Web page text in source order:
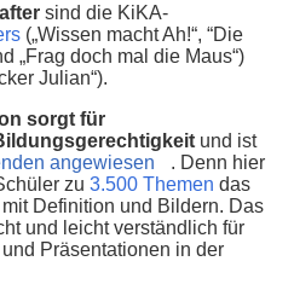
sind die KiKA-
(„Wissen macht Ah!“, “Die
„Frag doch mal die Maus“)
Julian“).
sorgt für
und ist
angewiesen
. Denn hier
zu 3.500 Themen das
Definition und Bildern. Das
und leicht verständlich für
Präsentationen in der